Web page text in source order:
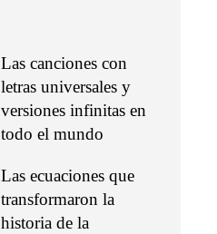
Las canciones con
letras universales y
versiones infinitas en
todo el mundo
Las ecuaciones que
transformaron la
historia de la